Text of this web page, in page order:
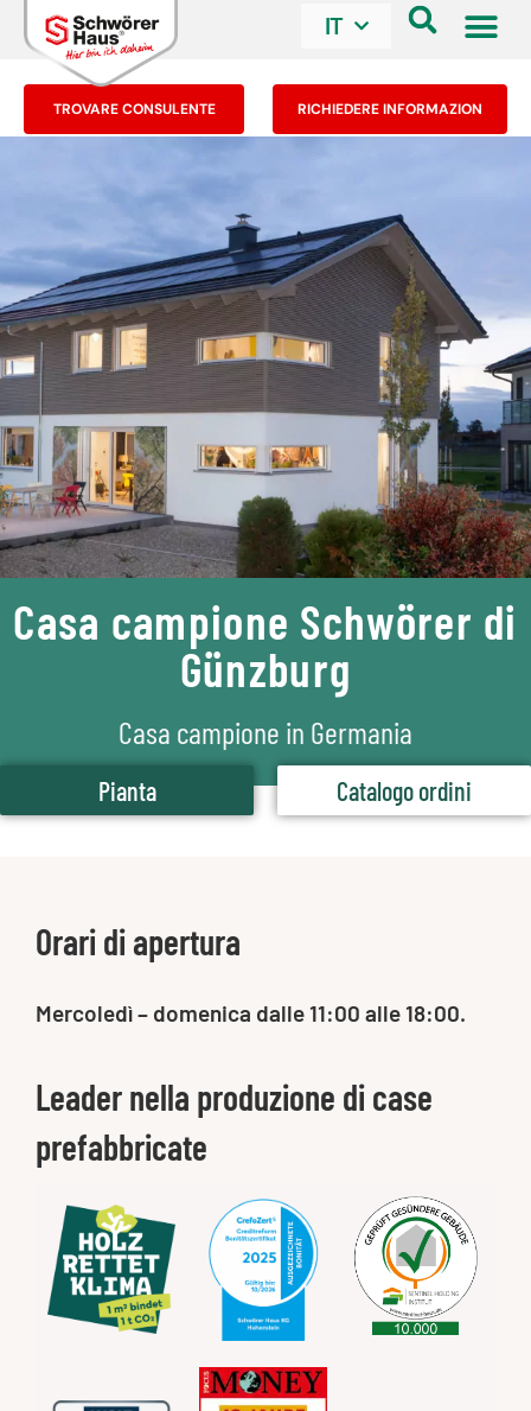
IT
TROVARE CONSULENTE RICHIEDERE INFORMAZION
Casa campione Schwörer di
Günzburg
Casa campione in Germania
Pianta Catalogo ordini
Orari di apertura
Mercoledì – domenica dalle 11:00 alle 18:00.
Leader nella produzione di case
prefabbricate